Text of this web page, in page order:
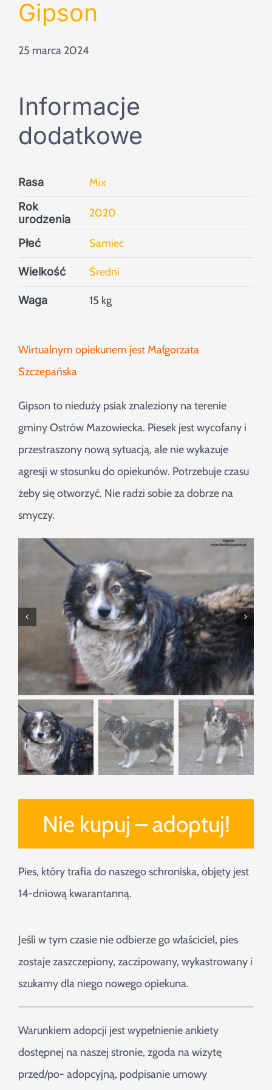
Szukaj
Gipson
25 marca 2024
Informacje
dodatkowe
Rasa Mix
Rok
urodzenia
2020
Płeć Samiec
Wielkość Średni
Waga 15 kg
Wirtualnym opiekunem jest Małgorzata
Szczepańska
Gipson to nieduży psiak znaleziony na terenie
gminy Ostrów Mazowiecka. Piesek jest wycofany i
przestraszony nową sytuacją, ale nie wykazuje
agresji w stosunku do opiekunów. Potrzebuje czasu
żeby się otworzyć. Nie radzi sobie za dobrze na
smyczy.
Nie kupuj – adoptuj!
Pies, który trafia do naszego schroniska, objęty jest
14-dniową kwarantanną.
Jeśli w tym czasie nie odbierze go właściciel, pies
zostaje zaszczepiony, zaczipowany, wykastrowany i
szukamy dla niego nowego opiekuna.
Warunkiem adopcji jest wypełnienie ankiety
dostępnej na naszej stronie, zgoda na wizytę
przed/po- adopcyjną, podpisanie umowy